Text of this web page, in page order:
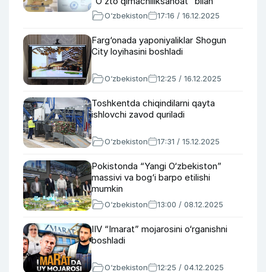
bo‘lgan mojaroni ochiq aytdi
O‘zbekiston 17:16 / 16.12.2025
Farg‘onada yaponiyaliklar Shogun
City loyihasini boshladi
O‘zbekiston 12:25 / 16.12.2025
Toshkentda chiqindilarni qayta
ishlovchi zavod quriladi
O‘zbekiston 17:31 / 15.12.2025
Pokistonda “Yangi O‘zbekiston”
massivi va bog‘i barpo etilishi
mumkin
O‘zbekiston 13:00 / 08.12.2025
IIV “Imarat” mojarosini o‘rganishni
boshladi
O‘zbekiston 12:25 / 04.12.2025